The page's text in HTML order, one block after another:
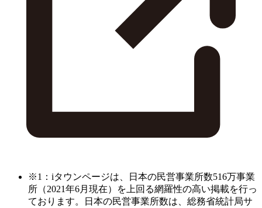
※1：iタウンページは、日本の民営事業所数516万事業
所（2021年6月現在）を上回る網羅性の高い掲載を行っ
ております。日本の民営事業所数は、総務省統計局サ